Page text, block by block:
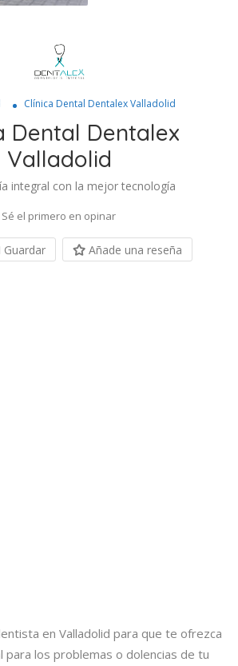
Clínica Dental Dentalex Valladolid
Dental Dentalex
Valladolid
integral con la mejor tecnología
Sé el primero en opinar
Guardar Añade una reseña
en Valladolid para que te ofrezca
para los problemas o dolencias de tu